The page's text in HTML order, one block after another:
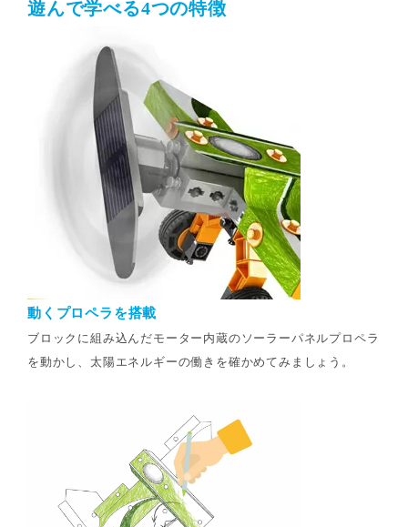
遊んで学べる4つの特徴
動くプロペラを搭載
ブロックに組み込んだモーター内蔵のソーラーパネルプロペラ
を動かし、太陽エネルギーの働きを確かめてみましょう。